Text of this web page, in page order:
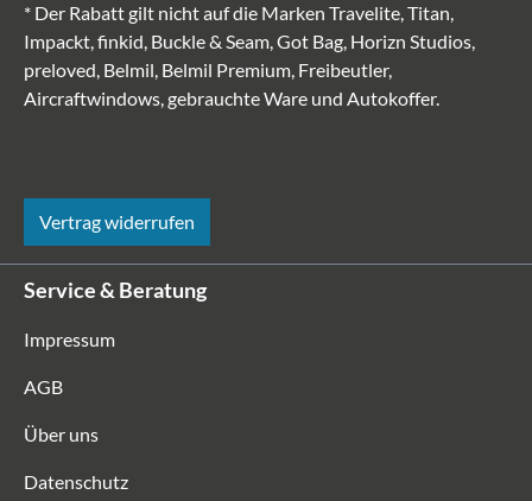
* Der Rabatt gilt nicht auf die Marken Travelite, Titan,
Impackt, finkid, Buckle & Seam, Got Bag, Horizn Studios,
preloved, Belmil, Belmil Premium, Freibeutler,
Aircraftwindows, gebrauchte Ware und Autokoffer.
Vertrag widerrufen
Service & Beratung
Impressum
AGB
Über uns
Datenschutz